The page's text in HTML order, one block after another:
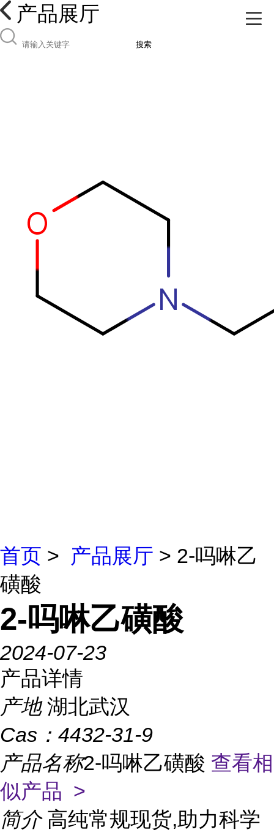
产品展厅
搜索
首页 > 产品展厅 > 2-吗啉乙
磺酸
2-吗啉乙磺酸
2024-07-23
产品详情
产地 湖北武汉
Cas： 4432-31-9
产品名称2-吗啉乙磺酸 查看相
似产品 >
简介 高纯常规现货,助力科学